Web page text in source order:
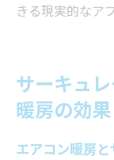
きる現実的なア
サーキュ
暖房の効果
エアコン暖房